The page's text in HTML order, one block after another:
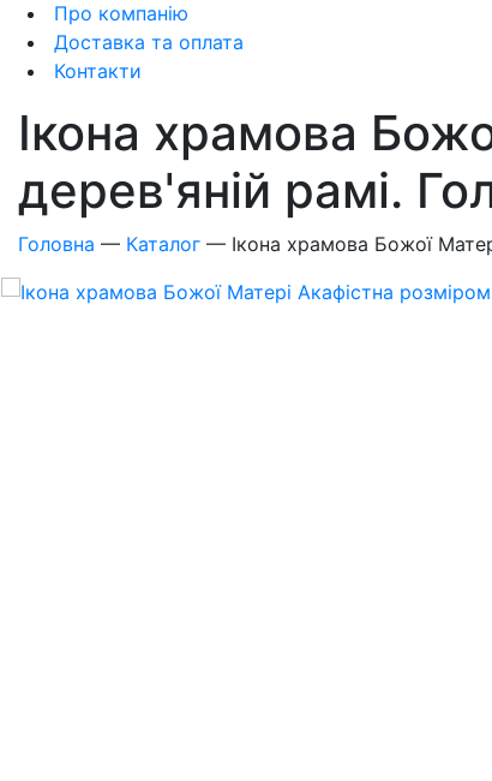
Про компанію
Доставка та оплата
Контакти
Ікона храмова
дерев'яній рамі.
Головна — Каталог — Ікона храмова Божої